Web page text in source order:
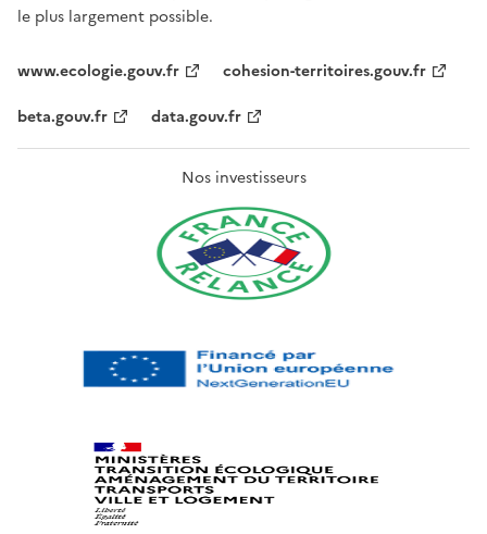
le plus largement possible.
www.ecologie.gouv.fr
cohesion-territoires.gouv.fr
beta.gouv.fr
data.gouv.fr
Nos investisseurs